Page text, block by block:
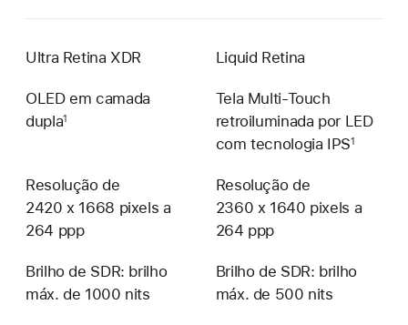
Ultra Retina XDR Liquid Retina
OLED em camada
dupla1
Tela Multi-Touch
retroiluminada por LED
com tecnologia IPS1
Resolução de
2420 x 1668 pixels a
264 ppp
Resolução de
2360 x 1640 pixels a
264 ppp
Brilho de SDR: brilho
máx. de 1000 nits
Brilho de SDR: brilho
máx. de 500 nits